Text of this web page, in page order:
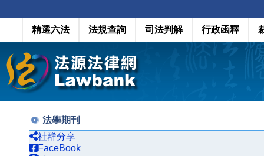
精選六法 法規查詢 司法判解 行政函釋
法學期刊
社群分享
FaceBook